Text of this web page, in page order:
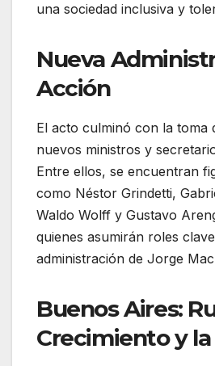
una sociedad inclusiva y
Nueva
Acción
El acto culminó con la toma
nuevos ministros y
Entre ellos, se encuentran
como Néstor Grindetti,
Waldo Wolff y Gustavo
quienes asumirán roles
administración de Jorge
Buenos Aires:
Crecimiento y